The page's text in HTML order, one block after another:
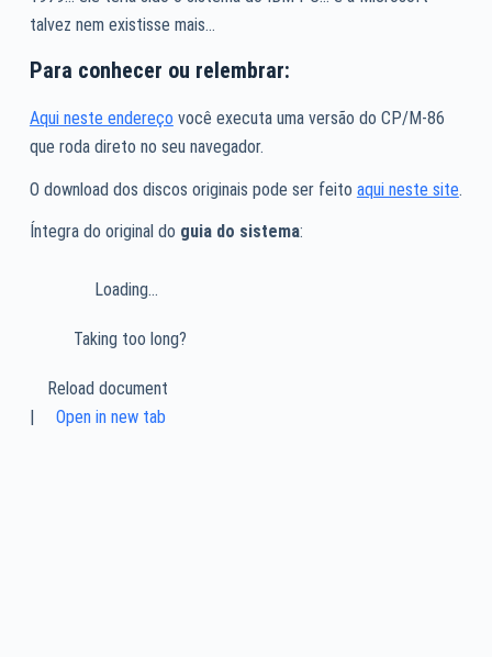
talvez nem existisse mais…
Para conhecer ou relembrar:
Aqui neste endereço você executa uma versão do CP/M-86
que roda direto no seu navegador.
O download dos discos originais pode ser feito aqui neste site.
Íntegra do original do guia do sistema:
Loading…
Taking too long?
Reload document
|
Open in new tab